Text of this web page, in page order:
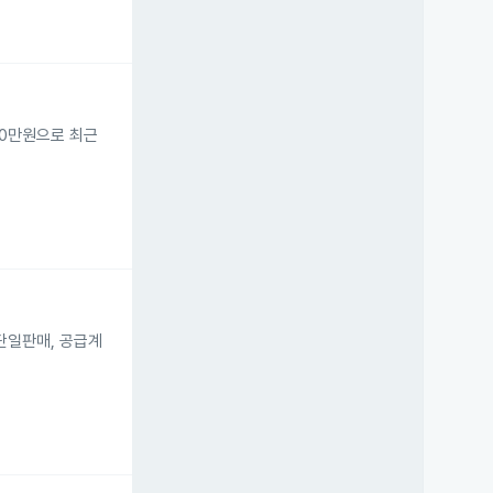
만원으로 최근
판매, 공급계